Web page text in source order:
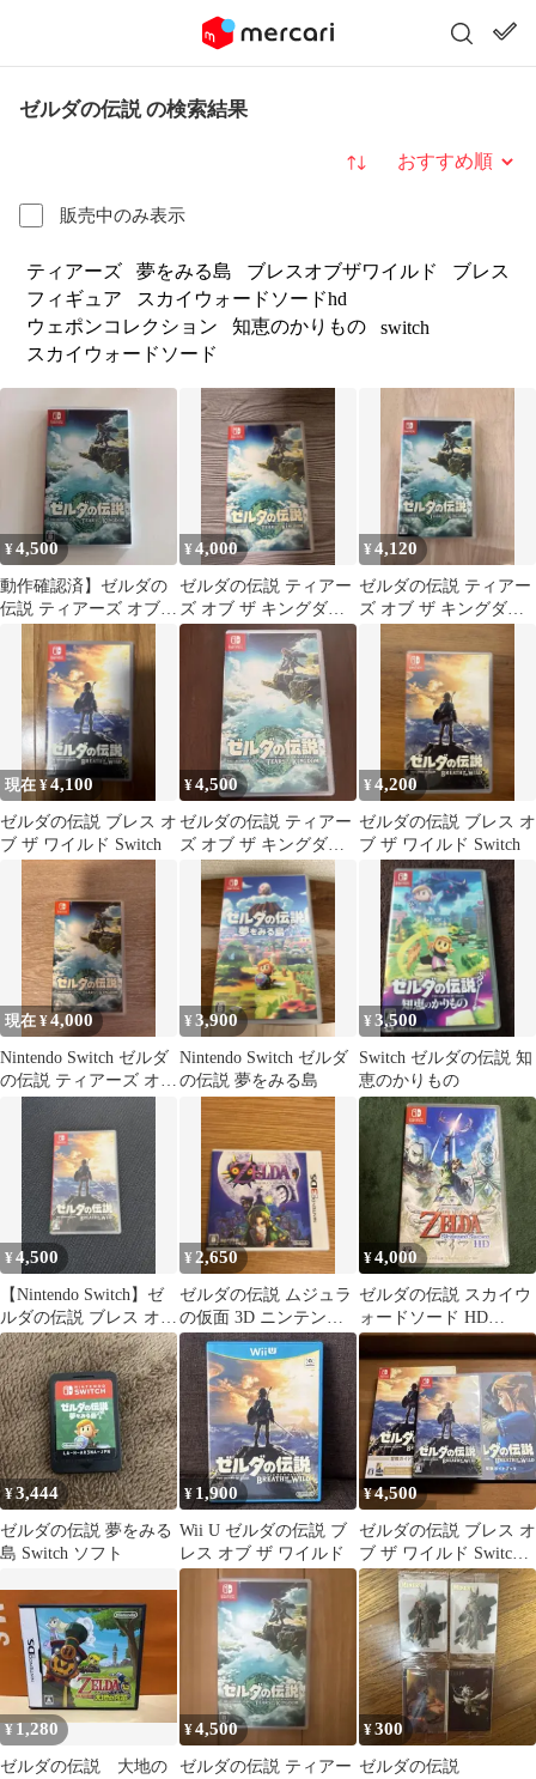
ゼルダの伝説 の検索結果
販売中のみ表示
並び替え
ティアーズ 夢をみる島 ブレスオブザワイルド
ブレス
フィギュア
スカイウォードソードhd
ウェポンコレクション
知恵のかりもの
switch
スカイウォードソード
¥4,500
動作確認済】ゼルダの
伝説 ティアーズ オブ
ソフト
¥4,000
ゼルダの伝説 ティアー
ズ オブ ザ キングダム
Switch
¥4,120
ゼルダの伝説 ティアー
ズ オブ ザ キングダム
現在 ¥4,100
ゼルダの伝説 ブレス オ
ブ ザ ワイルド Switch
¥4,500
ゼルダの伝説 ティアー
ズ オブ ザ キングダム
Switch ソフト
¥4,200
ゼルダの伝説 ブレス オ
ブ ザ ワイルド Switch
現在 ¥4,000
Nintendo Switch ゼルダ
の伝説 ティアーズ オブ
ザ キングダム
¥3,900
Nintendo Switch ゼルダ
の伝説 夢をみる島
¥3,500
Switch ゼルダの伝説 知
恵のかりもの
¥4,500
【Nintendo Switch】ゼ
ルダの伝説 ブレス オブ
ザ ワイルド
¥ 2,650
ゼルダの伝説 ムジュラ
の仮面 3D ニンテンド
ー3DS ソフト
¥4,000
ゼルダの伝説 スカイウ
ォードソード HD
Nintendo Switch
¥3,444
ゼルダの伝説 夢をみる
島 Switch ソフト
¥ 1,900
Wii U ゼルダの伝説 ブ
レス オブ ザ ワイルド
¥4,500
ゼルダの伝説 ブレス オ
ブ ザ ワイルド Switch
冒険ガイドブック付
¥1,280
ゼルダの伝説 大地の
¥4,500
ゼルダの伝説 ティアー
¥300
ゼルダの伝説